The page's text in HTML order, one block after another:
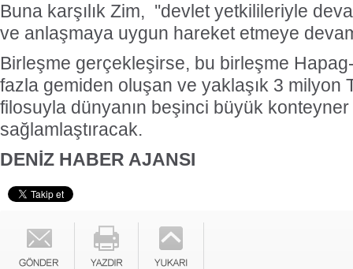
Buna karşılık Zim, ''devlet yetkilileriyle
ve anlaşmaya uygun hareket etmeye
Birleşme gerçekleşirse, bu birleşme
fazla gemiden oluşan ve yaklaşık 3 milyon
filosuyla dünyanın beşinci büyük konteyner
sağlamlaştıracak.
DENİZ HABER AJANSI